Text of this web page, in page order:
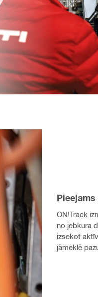
ON!Track
no jebkura
izsekot
jāmeklē